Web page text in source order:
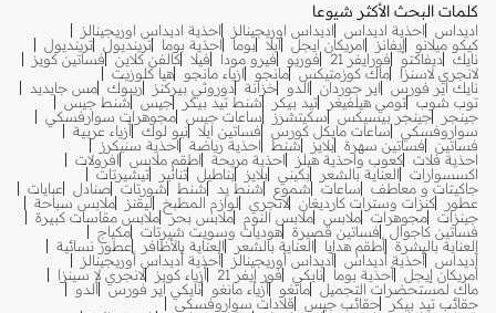
كلمات البحث الأكثر شيوعا
اديداس احذية اديداس اديداس اوريجينالز
احذية اديداس اوريجينالز
كيكو ميلانو
إيفانز امريكان ايجل ايلا بوما احذية بوما ترينديول ترينديول
نايك ديفاكتو فورايفر 21 فوريو فيرو مودا فيلا كالفن كلاين فساتين كويز
لانجري لاسنزا
ماك كوزمتيكس مانجو ازياء مانجو
هيا كلوزيت
نايك اير فورس
اير جوردان الدو خزانة دوروثي بيركنز ريبوك مس جايديد
توب شوب تومي هيلفيغر تيد بيكر شنط تيد بيكر جيس
شنط جيس
جينجر
جينجر بيسيكس سكيتشرز ساعات جيس مجوهرات سوارفسكي
سواروفسكي
ساعات مايكل كورس فساتين ايلا نيو لوك أزياء عربية
فساتين
فساتين سهرة بلايز شنط احذية رياضة
احذية سنيكرز
احذية فلات كعوب واحذية هيلز احذية مريحة اطقم ملابس
افرولات
اكسسوارات
العناية بالشعر بكيني بلايز بناطيل تنانير
تيشيرتات
جاكيتات و معاطف
ساعات شموع شنط يد شنط شورتات صنادل
عبايات
عطور
كنزات وسترات كارديغان لانجري لوازم المطبخ ليقنز
ملابس سباحة
جينزات مجوهرات ملابس ملابس النوم ملابس بحر ملابس مقاسات كبيرة
فساتين كاجوال
فساتين قصيرة هوديات وسويت شيرتات مكياج
العناية بالبشرة أطقم هدايا العناية بالشعر العناية بالأظافر
عطور نسائية
أديداس أحذية أديداس أديداس أوريجينالز
أحذية أديداس أوريجينالز
أمريكان إيجل أحذية بوما نايكي فور إيفر 21 أزياء كويز
لانجري لا سينزا
ماك لمستحضرات التجميل مانغو أزياء مانغو نايكي اير فورس ألدو
حقائب تيد بيكر
حقائب جيس
قلادات سواروفسكي